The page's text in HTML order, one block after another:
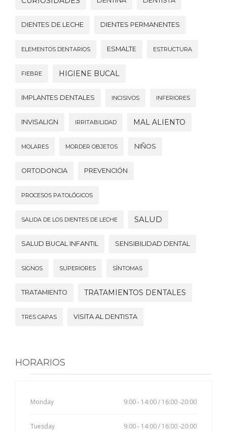
DIENTES DE LECHE DIENTES PERMANENTES
ELEMENTOS DENTARIOS ESMALTE ESTRUCTURA
FIEBRE HIGIENE BUCAL
IMPLANTES DENTALES INCISIVOS INFERIORES
INVISALIGN IRRITABILIDAD MAL ALIENTO
MOLARES MORDER OBJETOS NIÑOS
ORTODONCIA PREVENCIÓN
PROCESOS PATOLÓGICOS
SALIDA DE LOS DIENTES DE LECHE SALUD
SALUD BUCAL INFANTIL SENSIBILIDAD DENTAL
SIGNOS SUPERIORES SÍNTOMAS
TRATAMIENTO TRATAMIENTOS DENTALES
TRES CAPAS VISITA AL DENTISTA
HORARIOS
Monday 9:00 - 14:00 / 16:00 -20:00
Tuesday 9:00 - 14:00 / 16:00 -20:00